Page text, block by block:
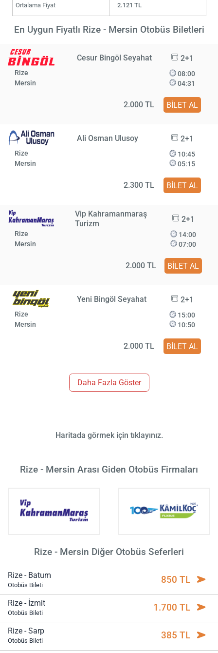
Ortalama Fiyat 2.121 TL
En Uygun Fiyatlı Rize - Mersin Otobüs Biletleri
Cesur Bingöl Seyahat 2+1
Rize
Mersin
08:00
04:31
2.000 TL BİLET AL
Ali Osman Ulusoy 2+1
Rize
Mersin
10:45
05:15
2.300 TL BİLET AL
Vip Kahramanmaraş
Turizm
2+1
Rize
Mersin
14:00
07:00
2.000 TL BİLET AL
Yeni Bingöl Seyahat 2+1
Rize
Mersin
15:00
10:50
2.000 TL BİLET AL
Daha Fazla Göster
Haritada görmek için tıklayınız.
Rize - Mersin Arası Giden Otobüs Firmaları
Rize - Mersin Diğer Otobüs Seferleri
Rize - Batum
Otobüs Bileti 850 TL
Rize - İzmit
Otobüs Bileti 1.700 TL
Rize - Sarp
Otobüs Bileti 385 TL